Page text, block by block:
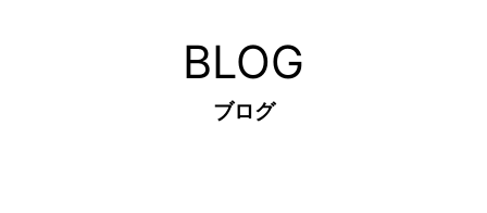
BLOG
ブログ